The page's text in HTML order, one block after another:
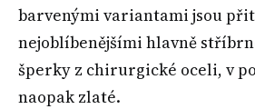
barvenými variantami jsou
nejoblíbenějšími hlavně
šperky z chirurgické oceli, v
naopak zlaté.